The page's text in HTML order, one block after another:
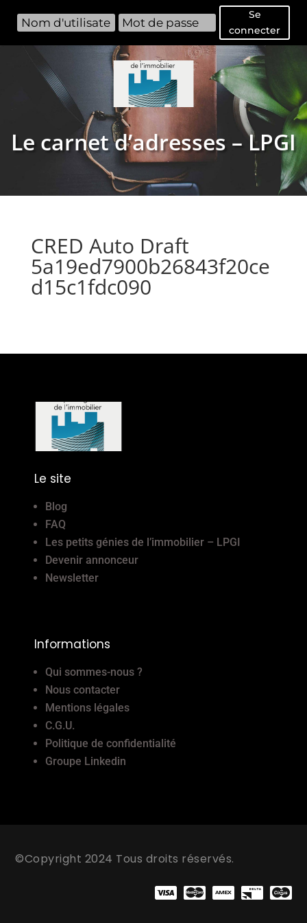
Se
connecter
Le carnet d’adresses – LPGI
CRED Auto Draft
5a19ed7900b26843f20ce
d15c1fdc090
Le site
Blog
FAQ
Les petits génies de l’immobilier – LPGI
Devenir annonceur
Newsletter
Informations
Qui sommes-nous ?
Nous contacter
Mentions légales
C.G.U.
Politique de confidentialité
Groupe Linkedin
©Copyright 2024 Tous droits réservés.